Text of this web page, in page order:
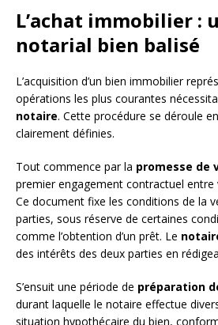
L’achat immobilier :
notarial bien balisé
L’acquisition d’un bien immobilier
opérations les plus courantes
notaire. Cette procédure se déroule
clairement définies.
Tout commence par la promesse de
premier engagement contractuel entre
Ce document fixe les conditions de la
parties, sous réserve de certaines
comme l’obtention d’un prêt. Le
des intérêts des deux parties en
S’ensuit une période de préparation
durant laquelle le notaire effectue
situation hypothécaire du bien,